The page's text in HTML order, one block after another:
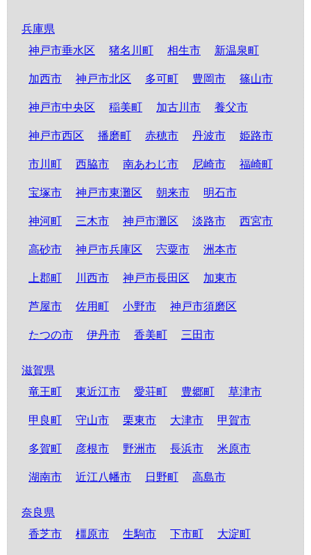
兵庫県
神戸市垂水区
猪名川町 相生市 新温泉町
加西市 神戸市北区 多可町 豊岡市 篠山市
神戸市中央区 稲美町 加古川市 養父市
神戸市西区 播磨町 赤穂市 丹波市 姫路市
市川町 西脇市 南あわじ市 尼崎市 福崎町
宝塚市 神戸市東灘区 朝来市 明石市
神河町 三木市 神戸市灘区 淡路市 西宮市
高砂市 神戸市兵庫区 宍粟市 洲本市
上郡町 川西市 神戸市長田区 加東市
芦屋市 佐用町 小野市 神戸市須磨区
たつの市 伊丹市 香美町 三田市
滋賀県
竜王町
東近江市 愛荘町 豊郷町 草津市
甲良町 守山市 栗東市 大津市 甲賀市
多賀町 彦根市 野洲市 長浜市 米原市
湖南市 近江八幡市 日野町 高島市
奈良県
香芝市
橿原市 生駒市 下市町 大淀町